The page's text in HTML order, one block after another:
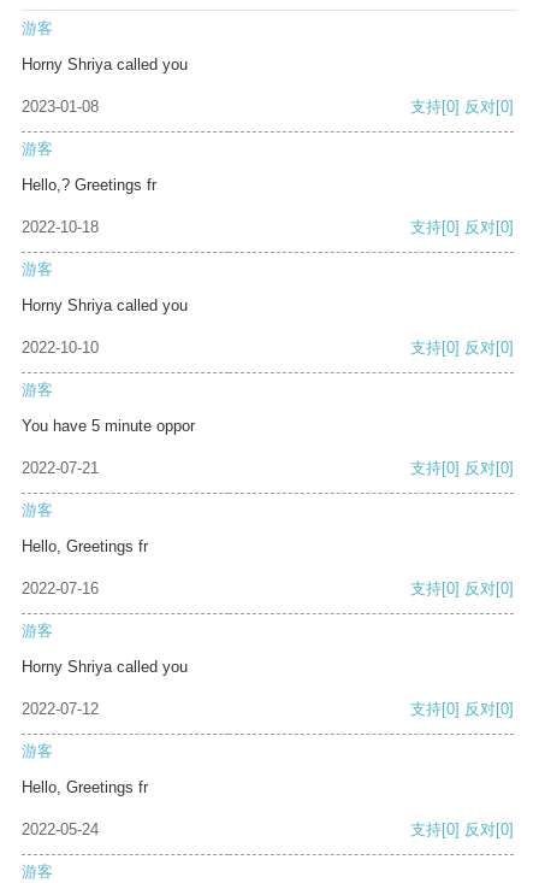
游客
Horny Shriya called you
2023-01-08 支持[0] 反对[0]
游客
Hello,? Greetings fr
2022-10-18 支持[0] 反对[0]
游客
Horny Shriya called you
2022-10-10 支持[0] 反对[0]
游客
You have 5 minute oppor
2022-07-21 支持[0] 反对[0]
游客
Hello, Greetings fr
2022-07-16 支持[0] 反对[0]
游客
Horny Shriya called you
2022-07-12 支持[0] 反对[0]
游客
Hello, Greetings fr
2022-05-24 支持[0] 反对[0]
游客